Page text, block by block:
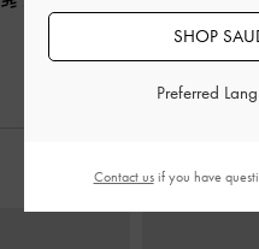
مع
SHOP
Preferred
Contact usif you have